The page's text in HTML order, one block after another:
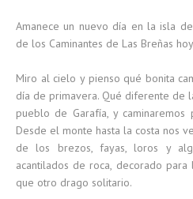
Amanece un nuevo día en la isla
de los Caminantes de Las Breñas
Miro al cielo y pienso qué bonita
día de primavera. Qué diferente de
pueblo de Garafía, y
Desde el monte hasta la costa nos
de los brezos, fayas, loros y
acantilados de roca, decorado
que otro drago solitario.